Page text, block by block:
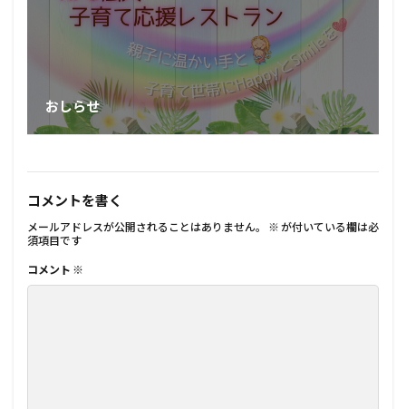
おしらせ
コメントを書く
メールアドレスが公開されることはありません。 ※ が付いている欄は必
須項目です
コメント ※